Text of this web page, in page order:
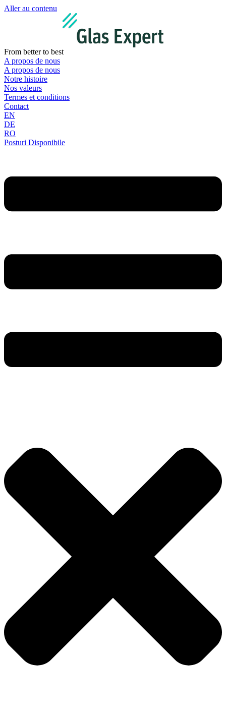
Aller au contenu
From better to best
A propos de nous
A propos de nous
Notre histoire
Nos valeurs
Termes et conditions
Contact
EN
DE
RO
Posturi Disponibile